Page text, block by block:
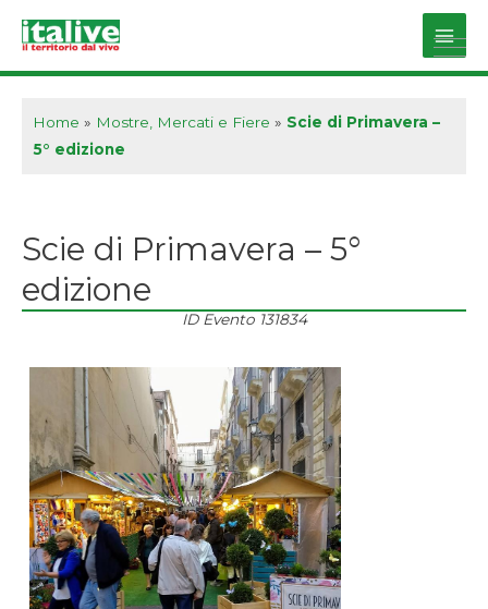
Main
Home » Mostre, Mercati e Fiere » Scie di Primavera –
5° edizione
Scie di Primavera – 5°
edizione
ID Evento 131834